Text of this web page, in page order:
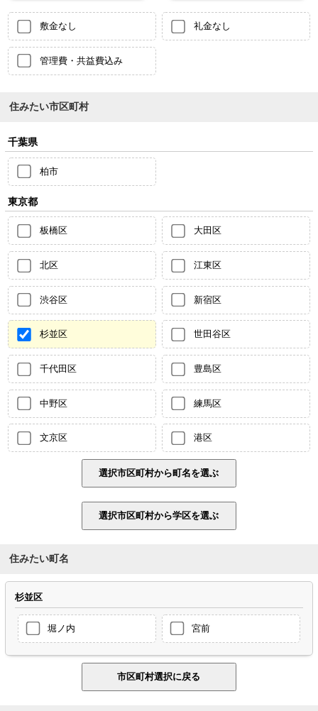
敷金なし 礼金なし
管理費・共益費込み
住みたい市区町村
千葉県
柏市
東京都
板橋区 大田区
北区 江東区
渋谷区 新宿区
杉並区 世田谷区
千代田区 豊島区
中野区 練馬区
文京区 港区
住みたい町名
杉並区
堀ノ内 宮前